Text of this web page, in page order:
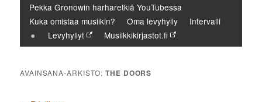
Pekka Gronowin harharetkiä YouTubessa
Kuka omistaa musiikin?
Oma levyhylly
Intervalli
Levyhyllyt
Musiikkikirjastot.fi
AVAINSANA-ARKISTO:THE DOORS